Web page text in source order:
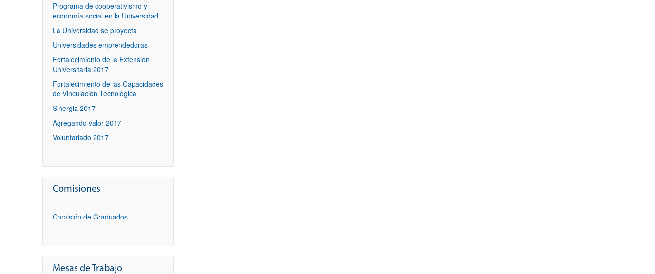
Programa de cooperativismo y
economía social en la Universidad
La Universidad se proyecta
Universidades emprendedoras
Fortalecimiento de la Extensión
Universitaria 2017
Fortalecimiento de las Capacidades
de Vinculación Tecnológica
Sinergia 2017
Agregando valor 2017
Voluntariado 2017
Comisiones
Comisión de Graduados
Mesas de Trabajo